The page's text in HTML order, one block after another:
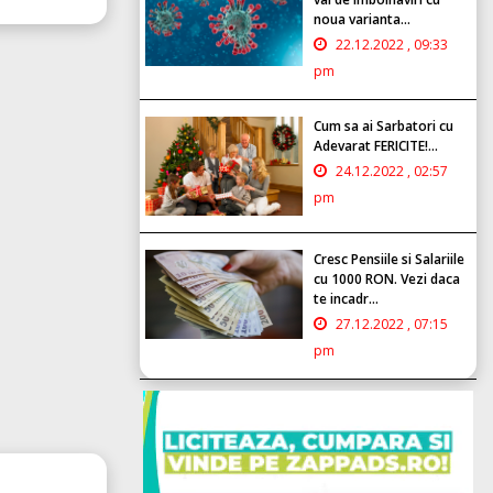
noua varianta...
22.12.2022 , 09:33
pm
Cum sa ai Sarbatori cu
Adevarat FERICITE!...
24.12.2022 , 02:57
pm
Cresc Pensiile si Salariile
cu 1000 RON. Vezi daca
te incadr...
27.12.2022 , 07:15
pm